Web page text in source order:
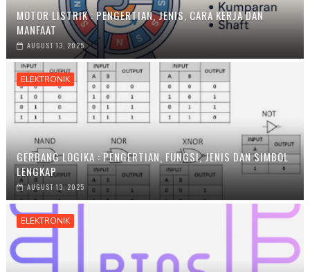
MOTOR LISTRIK : PENGERTIAN, JENIS, CARA KERJA DAN
MANFAAT
AUGUST 13, 2025
ELEKTRONIK
GERBANG LOGIKA : PENGERTIAN, FUNGSI, JENIS DAN SIMBOL
LENGKAP
AUGUST 13, 2025
ELEKTRONIK